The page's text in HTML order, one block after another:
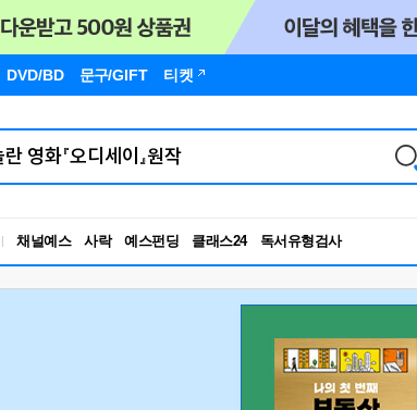
DVD/BD 문구/GIFT 티켓
채널예스 사락 예스펀딩 클래스24
RBTI Lab
독서유형검사